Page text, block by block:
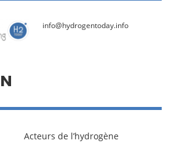
info@hydrogentoday.info
Acteurs de l’hydrogène